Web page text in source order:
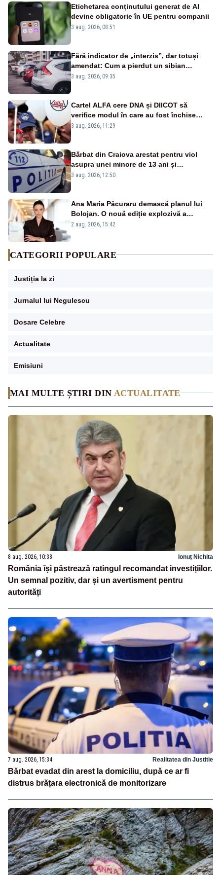
MAI MULTE ȘTIRI DIN ACTUALITATE
8 aug. 2026, 10:38 Ionuț Nichita
România își păstrează ratingul recomandat investițiilor.
Un semnal pozitiv, dar și un avertisment pentru
autorități
7 aug. 2026, 15:34 Realitatea din Justitie
Bărbat evadat din arest la domiciliu, după ce ar fi
distrus brățara electronică de monitorizare
Etichetarea conținutului generat de AI
devine obligatorie în UE pentru companii
3 aug. 2026, 08:51
Fără indicator de „interzis”, dar totuși
amendat: Cum a pierdut un sibian
procesul pentru o parcare în centrul
3 aug. 2026, 09:35
Cartel ALFA cere DNA și DIICOT să
verifice modul în care au fost închise
centralele pe cărbune
3 aug. 2026, 11:29
Bărbat din Craiova arestat pentru viol
asupra unei minore de 13 ani și
pornografie infantilă
3 aug. 2026, 12:50
Ana Maria Păcuraru demască planul lui
Bolojan. O nouă ediție explozivă a
emisiunii „Miza Zilei” la Realitatea PLUS
2 aug. 2026, 15:42
CATEGORII POPULARE
Justiția la zi
Jurnalul lui Negulescu
Dosare Celebre
Actualitate
Emisiuni